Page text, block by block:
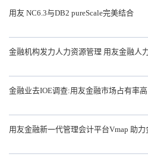
用友 NC6.3与DB2 pureScale完美结合
金融业去IOE调查:用友金融市场占有率高